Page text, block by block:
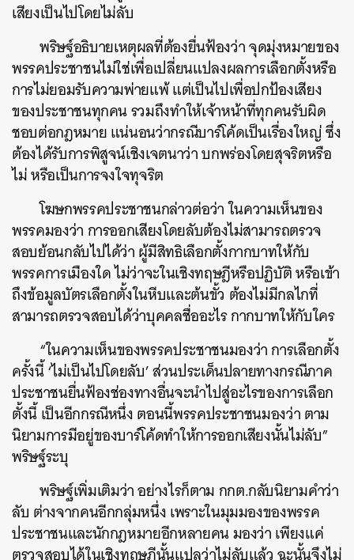
เสียงเป็นไปโดยไม่ลับ
พริษฐ์อธิบายเหตุผลที่ต้องยื่นฟ้องว่า จุดมุ่งหมายของ
พรรคประชาชนไม่ใช่เพื่อเปลี่ยนแปลงผลการเลือกตั้งหรือ
การไม่ยอมรับความพ่ายแพ้ แต่เป็นไปเพื่อปกป้องเสียง
ของประชาชนทุกคน รวมถึงทำให้เจ้าหน้าที่ทุกคนรับผิด
ชอบต่อกฎหมาย แน่นอนว่ากรณีบาร์โค้ดเป็นเรื่องใหญ่ ซึ่ง
ต้องได้รับการพิสูจน์เชิงเจตนาว่า บกพร่องโดยสุจริตหรือ
ไม่ หรือเป็นการจงใจทุจริต
โฆษกพรรคประชาชนกล่าวต่อว่า ในความเห็นของ
พรรคมองว่า การออกเสียงโดยลับต้องไม่สามารถตรวจ
สอบย้อนกลับไปได้ว่า ผู้มีสิทธิเลือกตั้งกากบาทให้กับ
พรรคการเมืองใด ไม่ว่าจะในเชิงทฤษฎีหรือปฏิบัติ หรือเข้า
ถึงข้อมูลบัตรเลือกตั้งในหีบและต้นขั้ว ต้องไม่มีกลไกที่
สามารถตรวจสอบได้ว่าบุคคลชื่ออะไร กากบาทให้กับใคร
“ในความเห็นของพรรคประชาชนมองว่า การเลือกตั้ง
ครั้งนี้ ‘ไม่เป็นไปโดยลับ’ ส่วนประเด็นปลายทางกรณีภาค
ประชาชนยื่นฟ้องช่องทางอื่นจะนำไปสู่อะไรของการเลือก
ตั้งนี้ เป็นอีกกรณีหนึ่ง ตอนนี้พรรคประชาชนมองว่า ตาม
นิยามการมีอยู่ของบาร์โค้ดทำให้การออกเสียงนั้นไม่ลับ”
พริษฐ์ระบุ
พริษฐ์เพิ่มเติมว่า อย่างไรก็ตาม กกต.กลับนิยามคำว่า
ลับ ต่างจากคนอีกกลุ่มหนึ่ง เพราะในมุมมองของพรรค
ประชาชนและนักกฎหมายอีกหลายคน มองว่า เพียงแค่